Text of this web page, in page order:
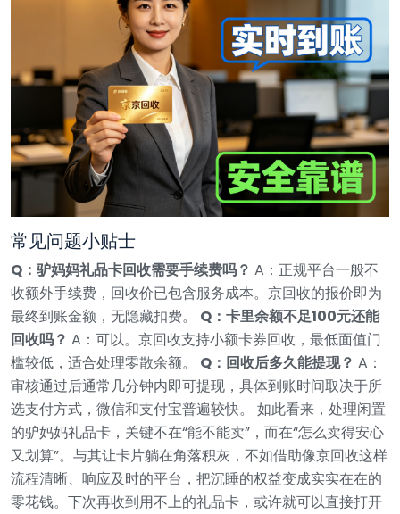
常见问题小贴士
Q：驴妈妈礼品卡回收需要手续费吗？ A：正规平台一般不
收额外手续费，回收价已包含服务成本。京回收的报价即为
最终到账金额，无隐藏扣费。
Q：卡里余额不足100元还能
回收吗？ A：可以。京回收支持小额卡券回收，最低面值门
槛较低，适合处理零散余额。
Q：回收后多久能提现？ A：
审核通过后通常几分钟内即可提现，具体到账时间取决于所
选支付方式，微信和支付宝普遍较快。
如此看来，处理闲置
的驴妈妈礼品卡，关键不在“能不能卖”，而在“怎么卖得安心
又划算”。与其让卡片躺在角落积灰，不如借助像京回收这样
流程清晰、响应及时的平台，把沉睡的权益变成实实在在的
零花钱。下次再收到用不上的礼品卡，或许就可以直接打开